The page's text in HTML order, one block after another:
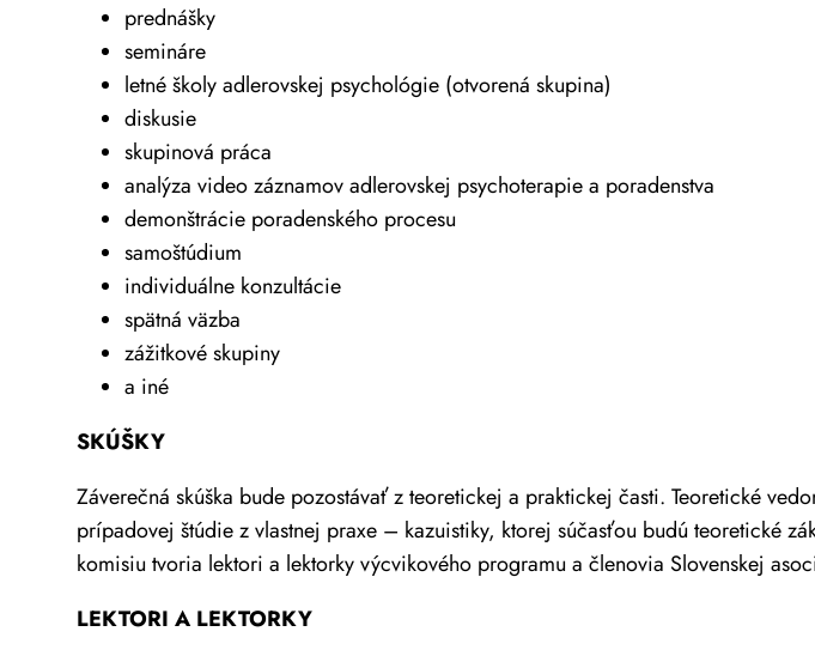
prednášky
semináre
letné školy adlerovskej psychológie (otvorená skupina)
diskusie
skupinová práca
analýza video záznamov adlerovskej psychoterapie a poradenstva
demonštrácie poradenského procesu
samoštúdium
individuálne konzultácie
spätná väzba
zážitkové skupiny
a iné
SKÚŠKY
Záverečná skúška bude pozostávať z teoretickej a praktickej časti. Teoretické
prípadovej štúdie z vlastnej praxe – kazuistiky, ktorej súčasťou budú teoretické
komisiu tvoria lektori a lektorky výcvikového programu a členovia Slovenskej
LEKTORI A LEKTORKY